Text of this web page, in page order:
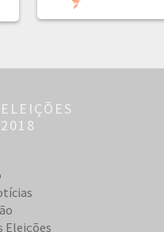
ELEIÇÕES
2018
Eleições